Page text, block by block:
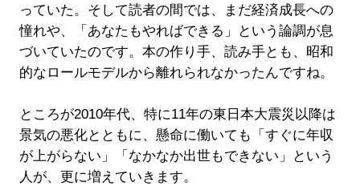
っていた。そして読者の間では、まだ経済成長への
憧れや、「あなたもやればできる」という論調が息
づいていたのです。本の作り手、読み手とも、昭和
的なロールモデルから離れられなかったんですね。
ところが2010年代、特に11年の東日本大震災以降は
景気の悪化とともに、懸命に働いても「すぐに年収
が上がらない」「なかなか出世もできない」という
人が、更に増えていきます。